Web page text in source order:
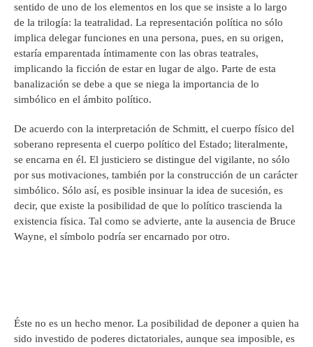
sentido de uno de los elementos en los que se insiste a lo largo
de la trilogía: la teatralidad. La representación política no sólo
implica delegar funciones en una persona, pues, en su origen,
estaría emparentada íntimamente con las obras teatrales,
implicando la ficción de estar en lugar de algo. Parte de esta
banalización se debe a que se niega la importancia de lo
simbólico en el ámbito político.
De acuerdo con la interpretación de Schmitt, el cuerpo físico del
soberano representa el cuerpo político del Estado; literalmente,
se encarna en él. El justiciero se distingue del vigilante, no sólo
por sus motivaciones, también por la construcción de un carácter
simbólico. Sólo así, es posible insinuar la idea de sucesión, es
decir, que existe la posibilidad de que lo político trascienda la
existencia física. Tal como se advierte, ante la ausencia de Bruce
Wayne, el símbolo podría ser encarnado por otro.
Éste no es un hecho menor. La posibilidad de deponer a quien ha
sido investido de poderes dictatoriales, aunque sea imposible, es